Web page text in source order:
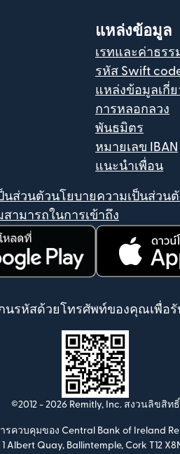
แหล่งข้อมูล
เรทและค่าธรร
รหัส Swift
แหล่งข้อมูลเกี่
การหลอกลวง
พันธมิตร
หมายเลข IBAN
แนะนำเพื่อน
นส่วนตัวนโยบายความเป็นส่วน
สามารถในการเข้าถึง
นรหัสด้วยโทรศัพท์ของคุณเพื่อรั
©2012 - 2026 Remitly, Inc. สงวนลิขสิทธิ์
รควบคุมของ Central Bank of Ireland
Albert Quay, Ballintemple, Cork T12